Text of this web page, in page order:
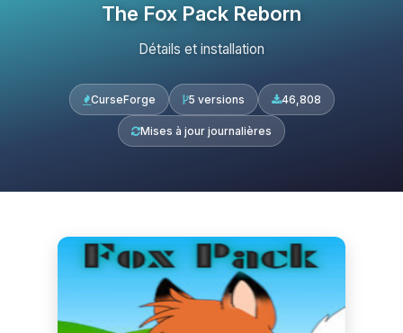
The Fox Pack Reborn
Détails et installation
CurseForge 5 versions 46,808
Mises à jour journalières